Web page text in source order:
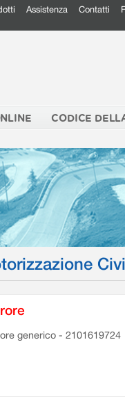
Assistenza Contatti
CODICE
generico - 2101619724